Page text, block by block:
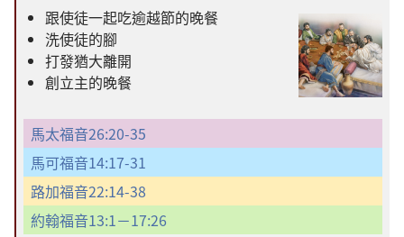
跟使徒一起吃逾越節的晚餐
洗使徒的腳
打發猶大離開
創立主的晚餐
馬太福音26:20-35
馬可福音14:17-31
路加福音22:14-38
約翰福音13:1－17:26